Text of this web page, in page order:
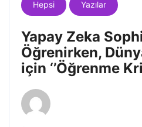
Hepsi Yazılar
Yapay Zeka
Öğrenirken,
için ‘’Öğrenme